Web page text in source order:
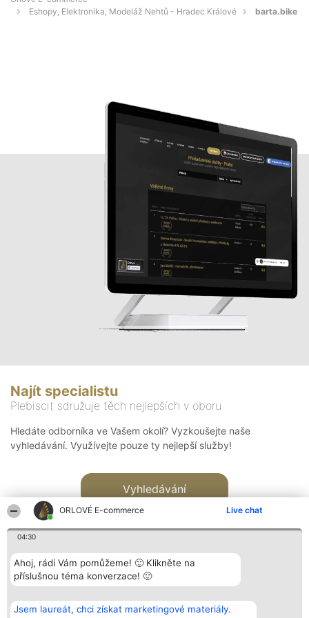
ORLOVÉ E-commerce Live chat
04:30
Ahoj, rádi Vám pomůžeme! 🙂 Klikněte na
příslušnou téma konverzace! 🙂
Jsem laureát, chci získat marketingové materiály.
Eshopy, Elektronika, Modeláž Nehtů - Hradec Králové
barta.bike
Najít specialistu
Plebiscit sdružuje těch nejlepších v oboru
Hledáte odborníka ve Vašem okolí? Vyzkoušejte naše
vyhledávání. Využívejte pouze ty nejlepší služby!
Vyhledávání
Bright Side Solutions sp. z o.
o. sp. k.
Vítězové
Seznam všech
Kontakt